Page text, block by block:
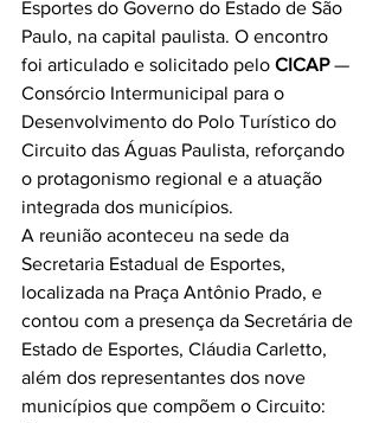
Esportes do Governo do Estado de São
Paulo, na capital paulista. O encontro
foi articulado e solicitado pelo CICAP —
Consórcio Intermunicipal para o
Desenvolvimento do Polo Turístico do
Circuito das Águas Paulista, reforçando
o protagonismo regional e a atuação
integrada dos municípios.
A reunião aconteceu na sede da
Secretaria Estadual de Esportes,
localizada na Praça Antônio Prado, e
contou com a presença da Secretária de
Estado de Esportes, Cláudia Carletto,
além dos representantes dos nove
municípios que compõem o Circuito: